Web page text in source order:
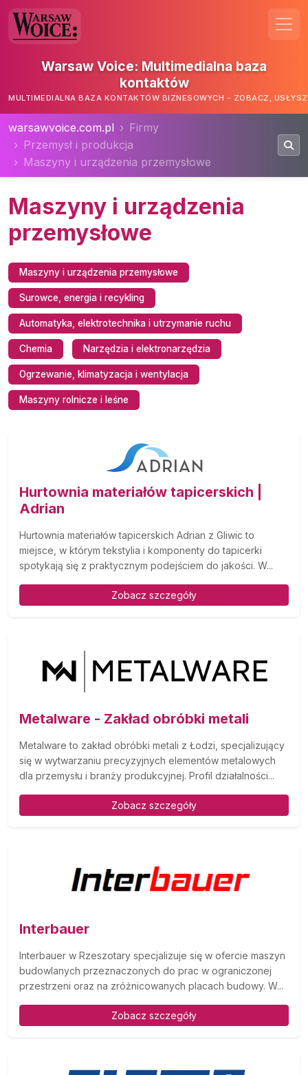
Warsaw Voice: Multimedialna baza
kontaktów
MULTIMEDIALNA BAZA KONTAKTÓW BIZNESOWYCH - ZOBACZ,
warsawvoice.com.pl
Firmy
Przemysł i produkcja
Maszyny i urządzenia przemysłowe
Maszyny i urządzenia
przemysłowe
Maszyny i urządzenia przemysłowe
Surowce, energia i recykling
Automatyka, elektrotechnika i utrzymanie ruchu
Chemia Narzędzia i elektronarzędzia
Ogrzewanie, klimatyzacja i wentylacja
Maszyny rolnicze i leśne
Hurtownia materiałów tapicerskich |
Adrian
Hurtownia materiałów tapicerskich Adrian z Gliwic to
miejsce, w którym tekstylia i komponenty do tapicerki
spotykają się z praktycznym podejściem do jakości. W...
Zobacz szczegóły
Metalware - Zakład obróbki metali
Metalware to zakład obróbki metali z Łodzi, specjalizujący
się w wytwarzaniu precyzyjnych elementów metalowych
dla przemysłu i branży produkcyjnej. Profil działalności...
Zobacz szczegóły
Interbauer
Interbauer w Rzeszotary specjalizuje się w ofercie maszyn
budowlanych przeznaczonych do prac w ograniczonej
przestrzeni oraz na zróżnicowanych placach budowy. W...
Zobacz szczegóły